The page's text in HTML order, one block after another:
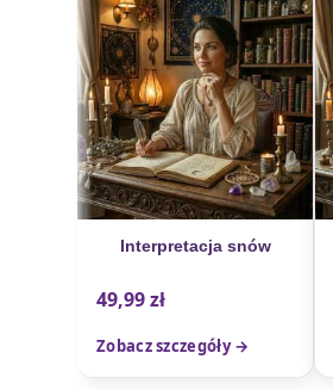
Interpretacja snów
49,99zł
Zobacz szczegóły →